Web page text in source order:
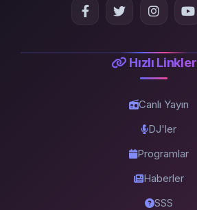
Hızlı Linkler
Canlı Yayın
DJ'ler
Programlar
Haberler
SSS